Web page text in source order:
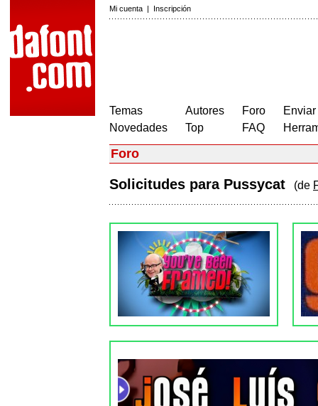
Mi cuenta | Inscripción
Temas
Novedades
Autores
Top
Foro
FAQ
Foro
Solicitudes para Pussycat (de